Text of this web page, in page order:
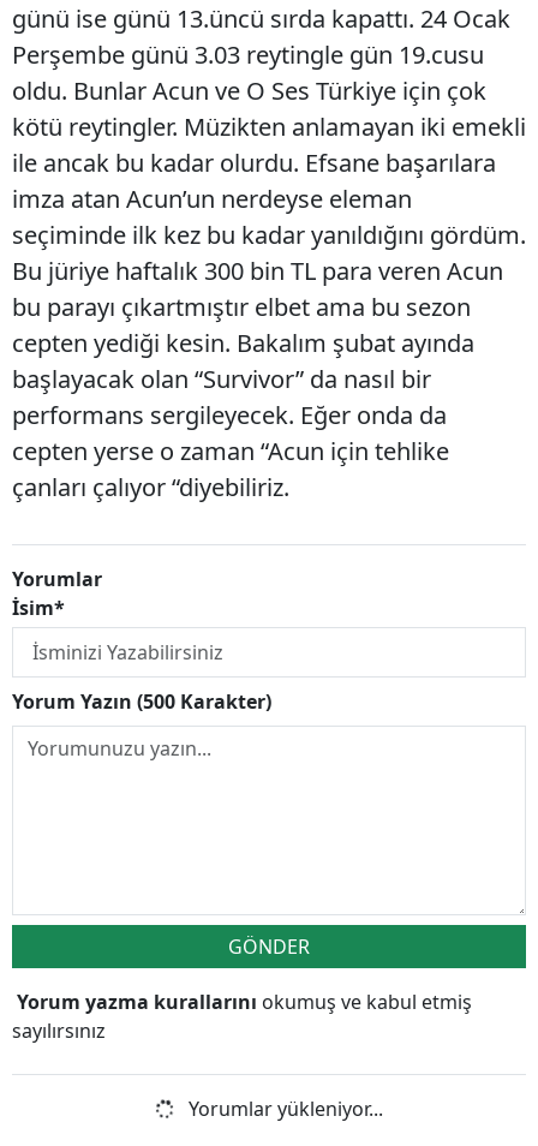
günü ise günü 13.üncü sırda kapattı. 24 Ocak
Perşembe günü 3.03 reytingle gün 19.cusu
oldu. Bunlar Acun ve O Ses Türkiye için çok
kötü reytingler. Müzikten anlamayan iki emekli
ile ancak bu kadar olurdu. Efsane başarılara
imza atan Acun’un nerdeyse eleman
seçiminde ilk kez bu kadar yanıldığını gördüm.
Bu jüriye haftalık 300 bin TL para veren Acun
bu parayı çıkartmıştır elbet ama bu sezon
cepten yediği kesin. Bakalım şubat ayında
başlayacak olan “Survivor” da nasıl bir
performans sergileyecek. Eğer onda da
cepten yerse o zaman “Acun için tehlike
çanları çalıyor “diyebiliriz.
Yorumlar
İsim*
Yorum Yazın (500 Karakter)
GÖNDER
Yorum yazma kurallarını okumuş ve kabul etmiş
sayılırsınız
Yorumlar yükleniyor...